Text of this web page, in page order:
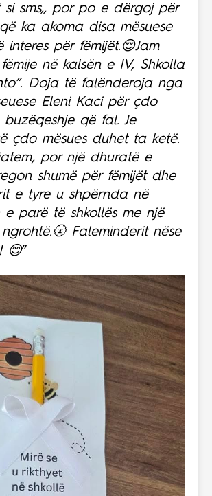
si sms,, por po e dërgoj për
ka akoma disa mësuese
interes për fëmijët.😌Jam
në kalsën e IV, Shkolla
Doja të falënderoja nga
Eleni Kaci për çdo
buzëqeshje që fal. Je
çdo mësues duhet ta ketë.
por një dhuratë e
shumë për fëmijët dhe
e tyre u shpërnda në
e parë të shkollës me një
Faleminderit nëse
😊”